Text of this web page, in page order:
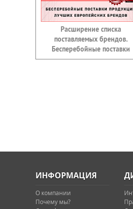
Расширение списка
поставляемых брендов.
Бесперебойные поставки
ИНФОРМАЦИЯ
О компании
Почему мы?